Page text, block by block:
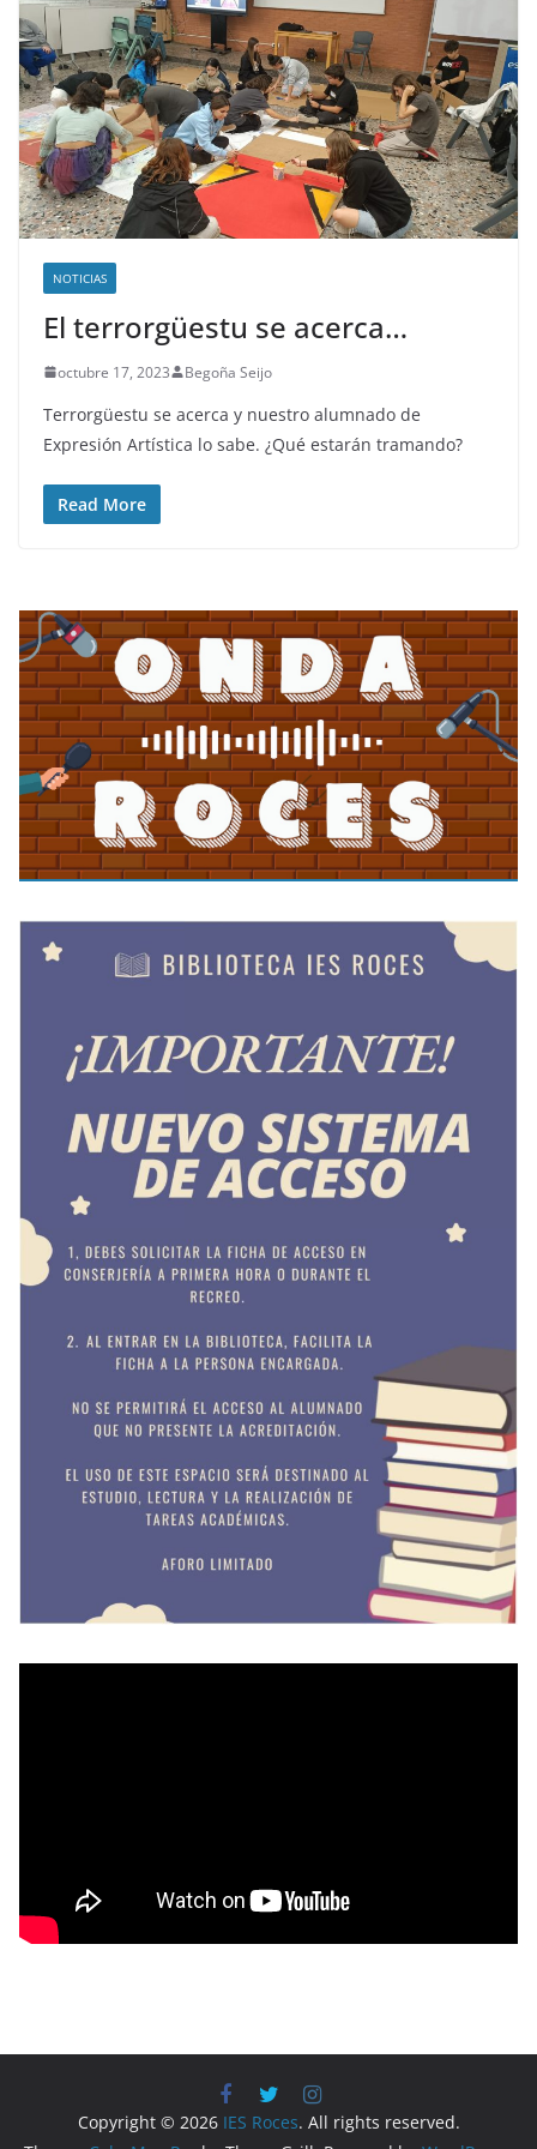
NOTICIAS
El terrorgüestu se acerca…
octubre 17, 2023 Begoña Seijo
Terrorgüestu se acerca y nuestro alumnado de
Expresión Artística lo sabe. ¿Qué estarán tramando?
Read More
Copyright © 2026 IES Roces. All rights reserved.